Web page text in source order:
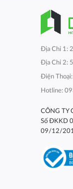
Địa Chỉ 1:
Địa Chỉ 2:
Điện
Hotline:
CÔNG TY
Số ĐKKD
09/12/